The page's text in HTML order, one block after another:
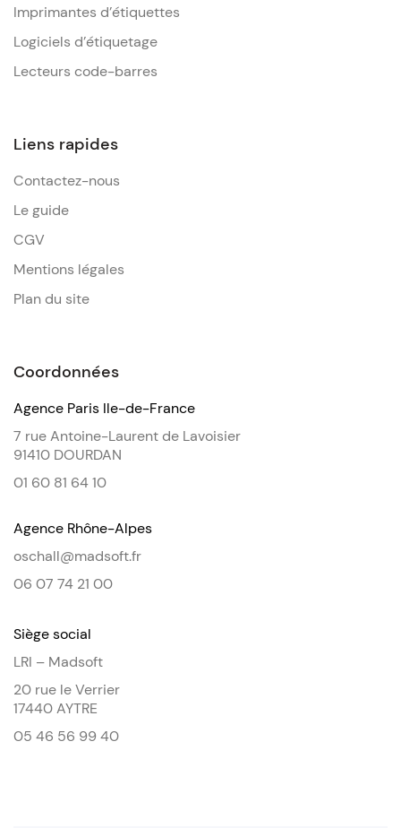
Imprimantes d’étiquettes
Logiciels d’étiquetage
Lecteurs code-barres
Liens rapides
Contactez-nous
Le guide
CGV
Mentions légales
Plan du site
Coordonnées
Agence Paris Ile-de-France
7 rue Antoine-Laurent de Lavoisier
91410 DOURDAN
01 60 81 64 10
Agence Rhône-Alpes
oschall@madsoft.fr
06 07 74 21 00
Siège social
LRI – Madsoft
20 rue le Verrier
17440 AYTRE
05 46 56 99 40